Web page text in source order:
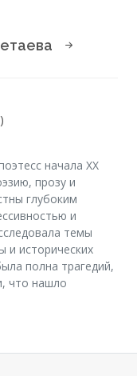
начала XX
прозу и
глубоким
и
темы
и исторических
полна трагедий,
что нашло